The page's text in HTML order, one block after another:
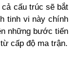
cấu trúc sẽ bắt
tinh vi này chính
những bước tiến
cấp độ ma trận.